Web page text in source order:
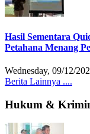
Hasil Sementara
Petahana Menang
Wednesday, 09/12/
Berita Lainnya ....
Hukum &